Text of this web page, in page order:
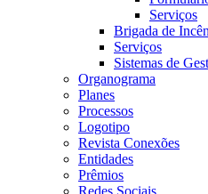
Serviços
Brigada de
Serviços
Sistemas de
Organograma
Planes
Processos
Logotipo
Revista Conexões
Entidades
Prêmios
Redes Sociais